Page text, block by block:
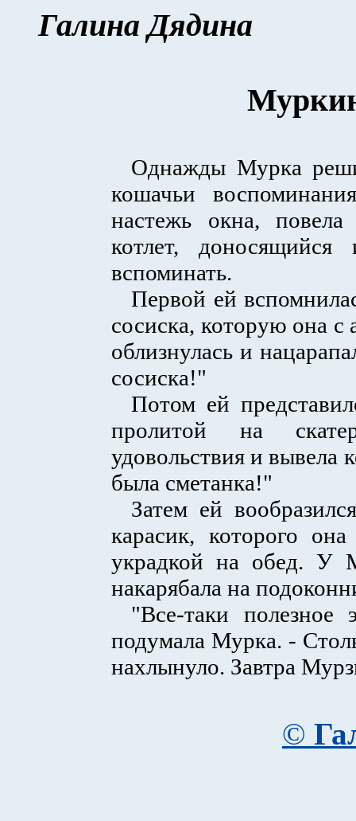
Галина Дядина
Однажды Мурка
кошачьи
настежь окна,
котлет,
вспоминать.
Первой ей
сосиска, которую она с
облизнулась и
сосиска!"
Потом ей
пролитой на
удовольствия и вывела
была сметанка!"
Затем ей
карасик, которого
украдкой на обед. У
накарябала на
"Все-таки
подумала Мурка. -
нахлынуло. Завтра
©